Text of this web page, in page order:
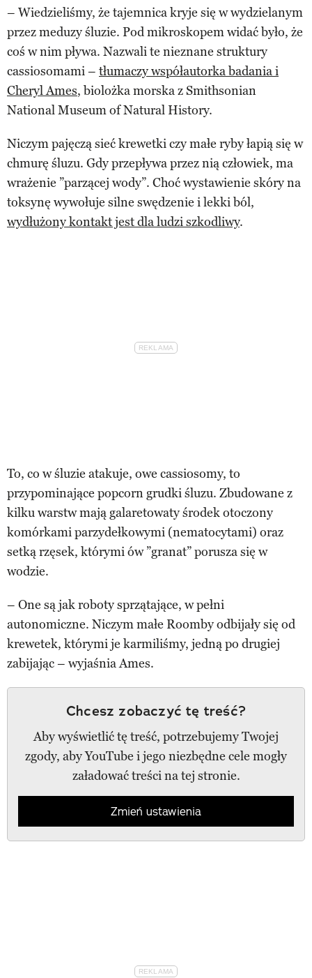
– Wiedzieliśmy, że tajemnica kryje się w wydzielanym
przez meduzy śluzie. Pod mikroskopem widać było, że
coś w nim pływa. Nazwali te nieznane struktury
cassiosomami – tłumaczy współautorka badania i
Cheryl Ames, biolożka morska z Smithsonian
National Museum of Natural History.
Niczym pajęczą sieć krewetki czy małe ryby łapią się w
chmurę śluzu. Gdy przepływa przez nią człowiek, ma
wrażenie ”parzącej wody”. Choć wystawienie skóry na
toksynę wywołuje silne swędzenie i lekki ból,
wydłużony kontakt jest dla ludzi szkodliwy.
To, co w śluzie atakuje, owe cassiosomy, to
przypominające popcorn grudki śluzu. Zbudowane z
kilku warstw mają galaretowaty środek otoczony
komórkami parzydełkowymi (nematocytami) oraz
setką rzęsek, którymi ów ”granat” porusza się w
wodzie.
– One są jak roboty sprzątające, w pełni
autonomiczne. Niczym małe Roomby odbijały się od
krewetek, którymi je karmiliśmy, jedną po drugiej
zabijając – wyjaśnia Ames.
Chcesz zobaczyć tę treść?
Aby wyświetlić tę treść, potrzebujemy Twojej
zgody, aby YouTube i jego niezbędne cele mogły
załadować treści na tej stronie.
Zmień ustawienia